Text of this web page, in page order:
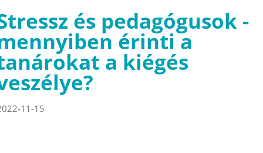
és pedagógusok -
érinti a
a kiégés
11-15